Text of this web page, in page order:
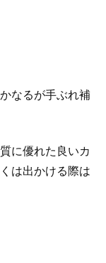
なるが手ぶれ補
に優れた良いカ
は出かける際は